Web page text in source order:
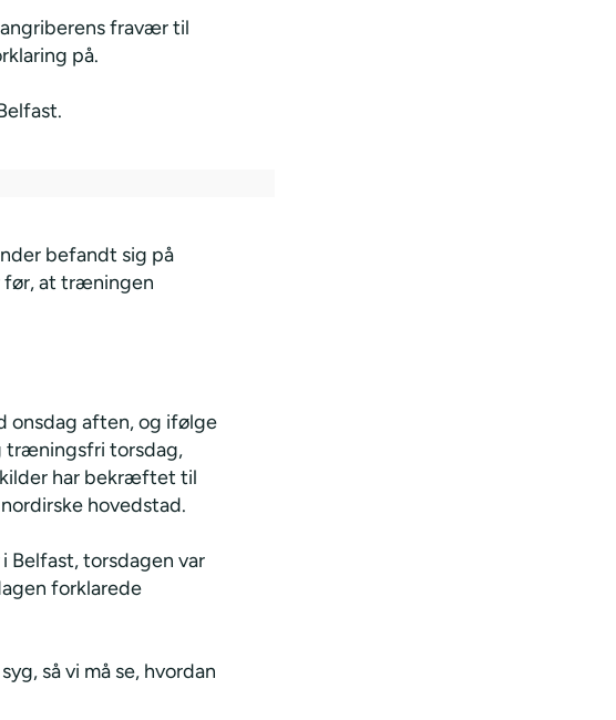
fravær til
på.
befandt sig på
før, at træningen
onsdag aften, og ifølge
træningsfri torsdag,
har bekræftet til
hovedstad.
i Belfast, torsdagen var
forklarede
så vi må se, hvordan